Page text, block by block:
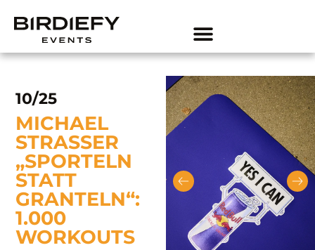
10/25
MICHAEL
STRASSER
„SPORTELN
STATT
GRANTELN“:
1.000
WORKOUTS